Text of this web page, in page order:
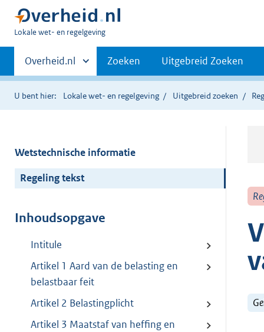
U
hier:
Lokale wet- en regelgeving
Primaire
navigatie
Andere
sites
binnen
Overheid.nl Zoeken Uitgebreid Zoeken
U bent hier: Lokale wet- en regelgeving Uitgebreid zoeken
Wetstechnische informatie
Regeling tekst
Inhoudsopgave
Intitule
Artikel 1 Aard van de belasting en
belastbaar feit
Artikel 2 Belastingplicht
Artikel 3 Maatstaf van heffing en